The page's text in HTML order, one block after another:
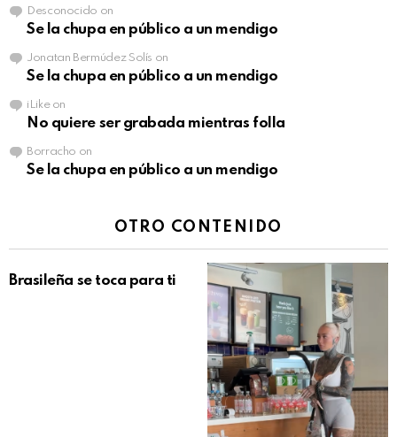
Desconocido on
Se la chupa en público a un mendigo
Jonatan Bermúdez Solís on
Se la chupa en público a un mendigo
iLikeon
No quiere ser grabada mientras folla
Borracho on
Se la chupa en público a un mendigo
OTRO CONTENIDO
Brasileña se toca para ti